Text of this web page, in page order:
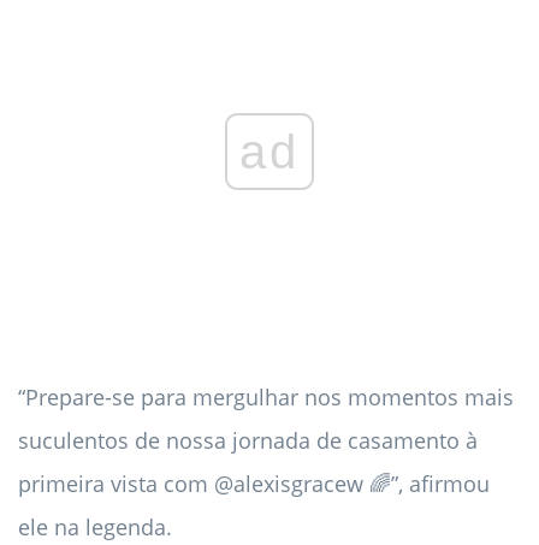
ad
“Prepare-se para mergulhar nos momentos mais
suculentos de nossa jornada de casamento à
primeira vista com @alexisgracew 🌈”, afirmou
ele na legenda.